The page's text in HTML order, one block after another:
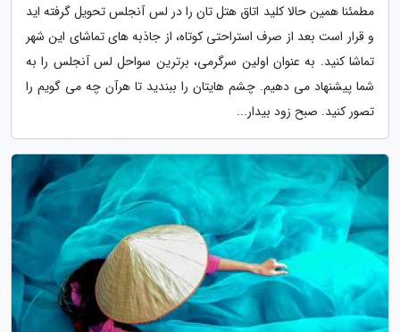
مطمئنا همین حالا کلید اتاق هتل تان را در لس آنجلس تحویل گرفته اید
و قرار است بعد از صرف استراحتی کوتاه، از جاذبه های تماشای این شهر
تماشا کنید. به عنوان اولین سرگرمی، برترین سواحل لس آنجلس را به
شما پیشنهاد می دهیم. چشم هایتان را ببندید تا هرآن چه می گویم را
تصور کنید. صبح زود بیدار...